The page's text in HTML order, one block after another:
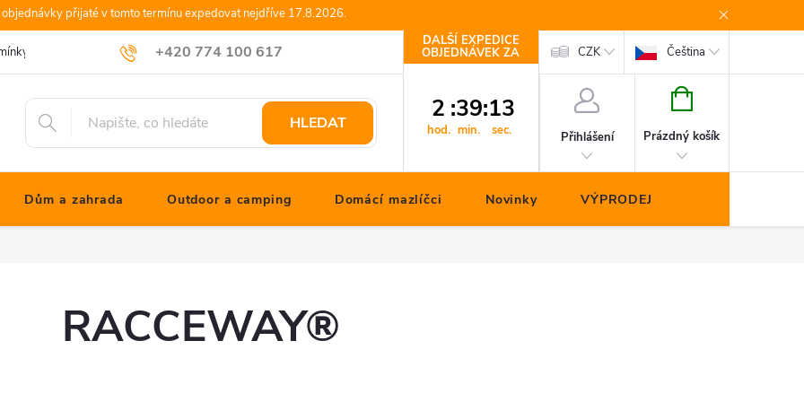
přijaté v tomto termínu expedovat nejdříve 17.8.2026.
+420 774 100 617
info@jonathanshop.cz
Podmínky ochrany osobních údajů Blog JONATHANshop.cz Kontakty CZK Čeština
HLEDAT
DALŠÍ EXPEDICE
OBJEDNÁVEK ZA
2
hod.
:39
min.
:12
sec. Přihlášení
NÁKUPNÍ
Prázdný košík
Dům a zahrada Outdoor a camping Domácí mazlíčci Novinky VÝPRODEJ
RACCEWAY®